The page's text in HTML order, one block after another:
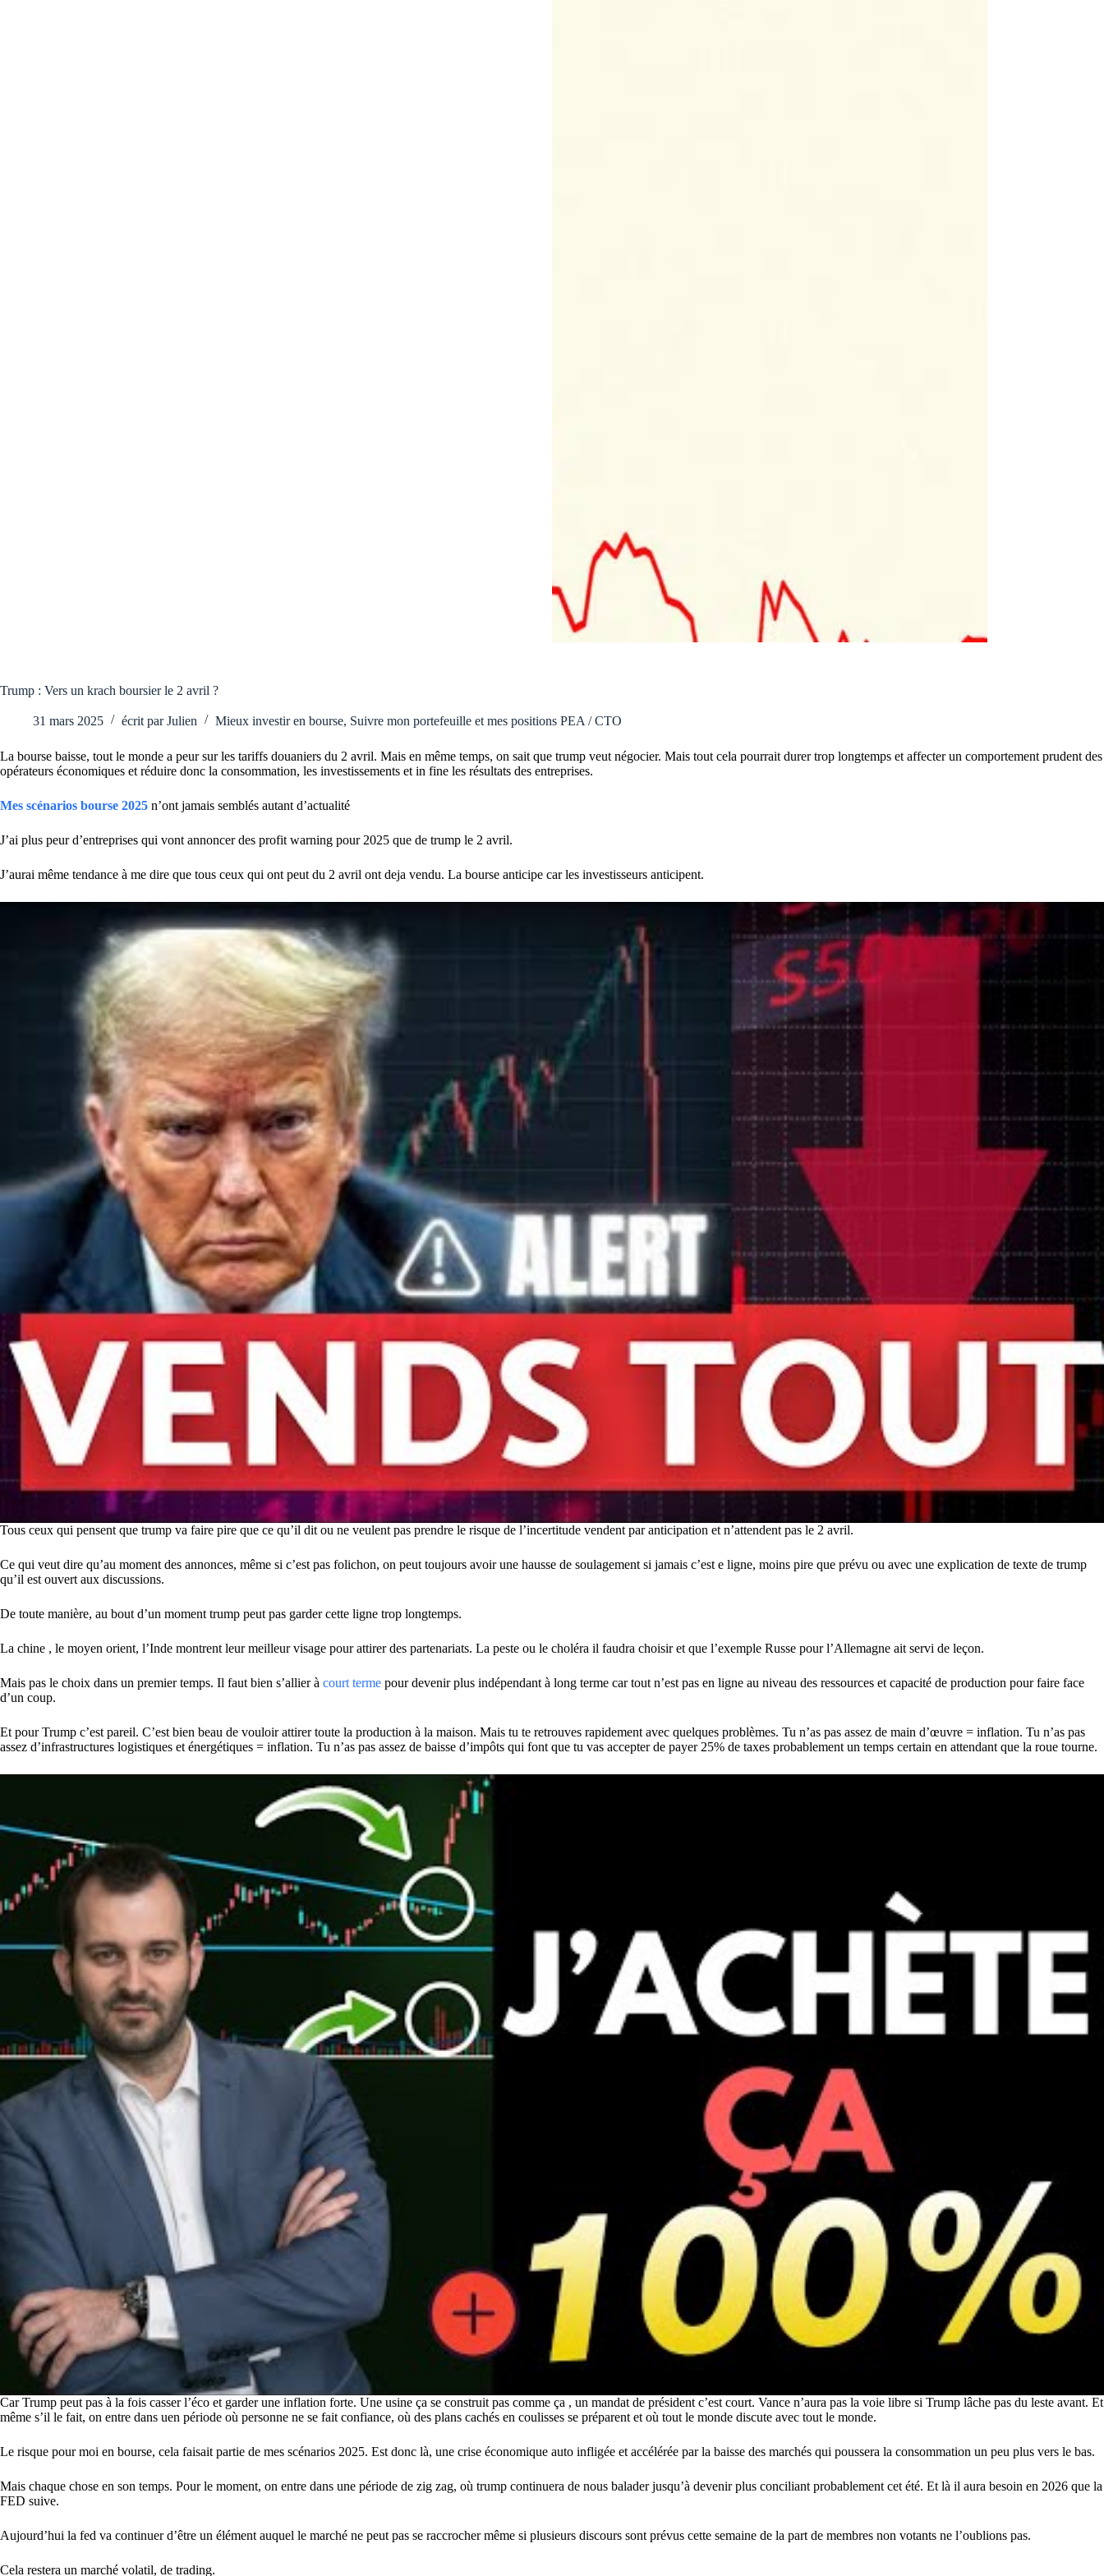
Trump : Vers un krach boursier le 2 avril ?
31 mars 2025 écrit par Julien Mieux investir en bourse, Suivre mon portefeuille et mes positions PEA / CTO
La bourse baisse, tout le monde a peur sur les tariffs douaniers du 2 avril. Mais en même temps, on sait que trump veut négocier. Mais tout cela pourrait durer trop longtemps et affecter un comportement prudent des
opérateurs économiques et réduire donc la consommation, les investissements et in fine les résultats des entreprises.
Mes scénarios bourse 2025 n’ont jamais semblés autant d’actualité
J’ai plus peur d’entreprises qui vont annoncer des profit warning pour 2025 que de trump le 2 avril.
J’aurai même tendance à me dire que tous ceux qui ont peut du 2 avril ont deja vendu. La bourse anticipe car les investisseurs anticipent.
Tous ceux qui pensent que trump va faire pire que ce qu’il dit ou ne veulent pas prendre le risque de l’incertitude vendent par anticipation et n’attendent pas le 2 avril.
Ce qui veut dire qu’au moment des annonces, même si c’est pas folichon, on peut toujours avoir une hausse de soulagement si jamais c’est e ligne, moins pire que prévu ou avec une explication de texte de trump
qu’il est ouvert aux discussions.
De toute manière, au bout d’un moment trump peut pas garder cette ligne trop longtemps.
La chine , le moyen orient, l’Inde montrent leur meilleur visage pour attirer des partenariats. La peste ou le choléra il faudra choisir et que l’exemple Russe pour l’Allemagne ait servi de leçon.
Mais pas le choix dans un premier temps. Il faut bien s’allier à court terme pour devenir plus indépendant à long terme car tout n’est pas en ligne au niveau des ressources et capacité de production pour faire face
d’un coup.
Et pour Trump c’est pareil. C’est bien beau de vouloir attirer toute la production à la maison. Mais tu te retrouves rapidement avec quelques problèmes. Tu n’as pas assez de main d’œuvre = inflation. Tu n’as pas
assez d’infrastructures logistiques et énergétiques = inflation. Tu n’as pas assez de baisse d’impôts qui font que tu vas accepter de payer 25% de taxes probablement un temps certain en attendant que la roue tourne.
Car Trump peut pas à la fois casser l’éco et garder une inflation forte. Une usine ça se construit pas comme ça , un mandat de président c’est court. Vance n’aura pas la voie libre si Trump lâche pas du leste avant. Et
même s’il le fait, on entre dans uen période où personne ne se fait confiance, où des plans cachés en coulisses se préparent et où tout le monde discute avec tout le monde.
Le risque pour moi en bourse, cela faisait partie de mes scénarios 2025. Est donc là, une crise économique auto infligée et accélérée par la baisse des marchés qui poussera la consommation un peu plus vers le bas.
Mais chaque chose en son temps. Pour le moment, on entre dans une période de zig zag, où trump continuera de nous balader jusqu’à devenir plus conciliant probablement cet été. Et là il aura besoin en 2026 que la
FED suive.
Aujourd’hui la fed va continuer d’être un élément auquel le marché ne peut pas se raccrocher même si plusieurs discours sont prévus cette semaine de la part de membres non votants ne l’oublions pas.
Cela restera un marché volatil, de trading.